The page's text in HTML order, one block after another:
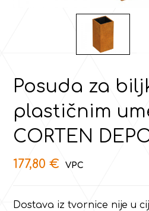
Posuda za
plastičnim
CORTEN
177,80€
Dostava iz tvornice nije u